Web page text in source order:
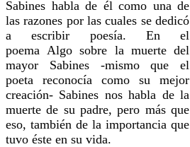
Sabines habla de él como una de
las razones por las cuales se dedicó
a escribir poesía. En el
poema Algo sobre la muerte del
mayor Sabines -mismo que el
poeta reconocía como su mejor
creación- Sabines nos habla de la
muerte de su padre, pero más que
eso, también de la importancia que
tuvo éste en su vida.